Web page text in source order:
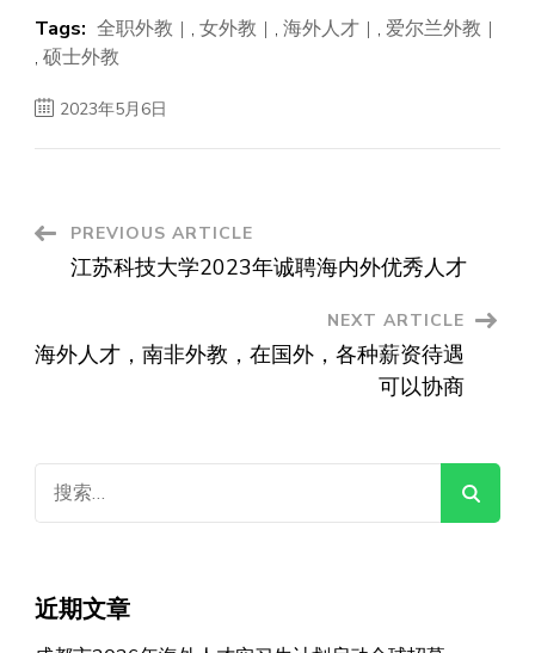
Tags: 全职外教 , 女外教 , 海外人才 , 爱尔兰外教
, 硕士外教
2023年5月6日
Post
Navigation
PREVIOUS ARTICLE
江苏科技大学2023年诚聘海内外优秀人才
NEXT ARTICLE
海外人才，南非外教，在国外，各种薪资待遇
可以协商
索：
近期文章